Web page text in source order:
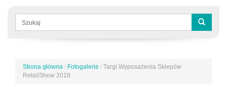
Formularz
wyszukiwania
Jesteś
tutaj
Strona główna / Fotogalerie / Targi Wyposażenia Sklepów
RetailShow 2018